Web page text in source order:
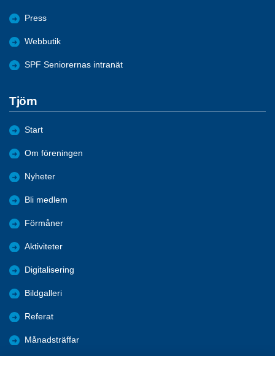
Press
Webbutik
SPF Seniorernas intranät
Tjörn
Start
Om föreningen
Nyheter
Bli medlem
Förmåner
Aktiviteter
Digitalisering
Bildgalleri
Referat
Månadsträffar